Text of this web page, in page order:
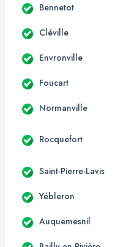
Bennetot
Cléville
Envronville
Foucart
Normanville
Rocquefort
Saint-Pierre-Lavis
Yébleron
Auquemesnil